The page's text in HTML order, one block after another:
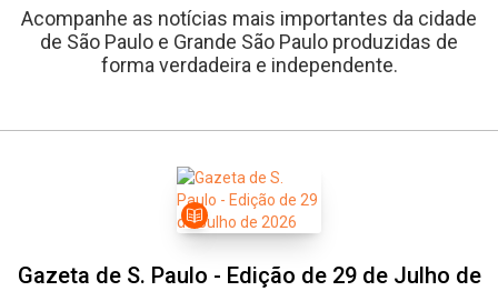
Acompanhe as notícias mais importantes da cidade
de São Paulo e Grande São Paulo produzidas de
forma verdadeira e independente.
Gazeta de S. Paulo - Edição de 29 de Julho de